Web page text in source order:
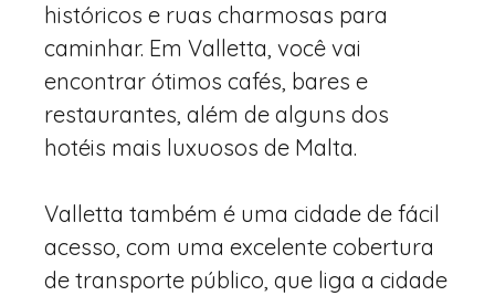
históricos e ruas charmosas para
caminhar. Em Valletta, você vai
encontrar ótimos cafés, bares e
restaurantes, além de alguns dos
hotéis mais luxuosos de Malta.
Valletta também é uma cidade de fácil
acesso, com uma excelente cobertura
de transporte público, que liga a cidade